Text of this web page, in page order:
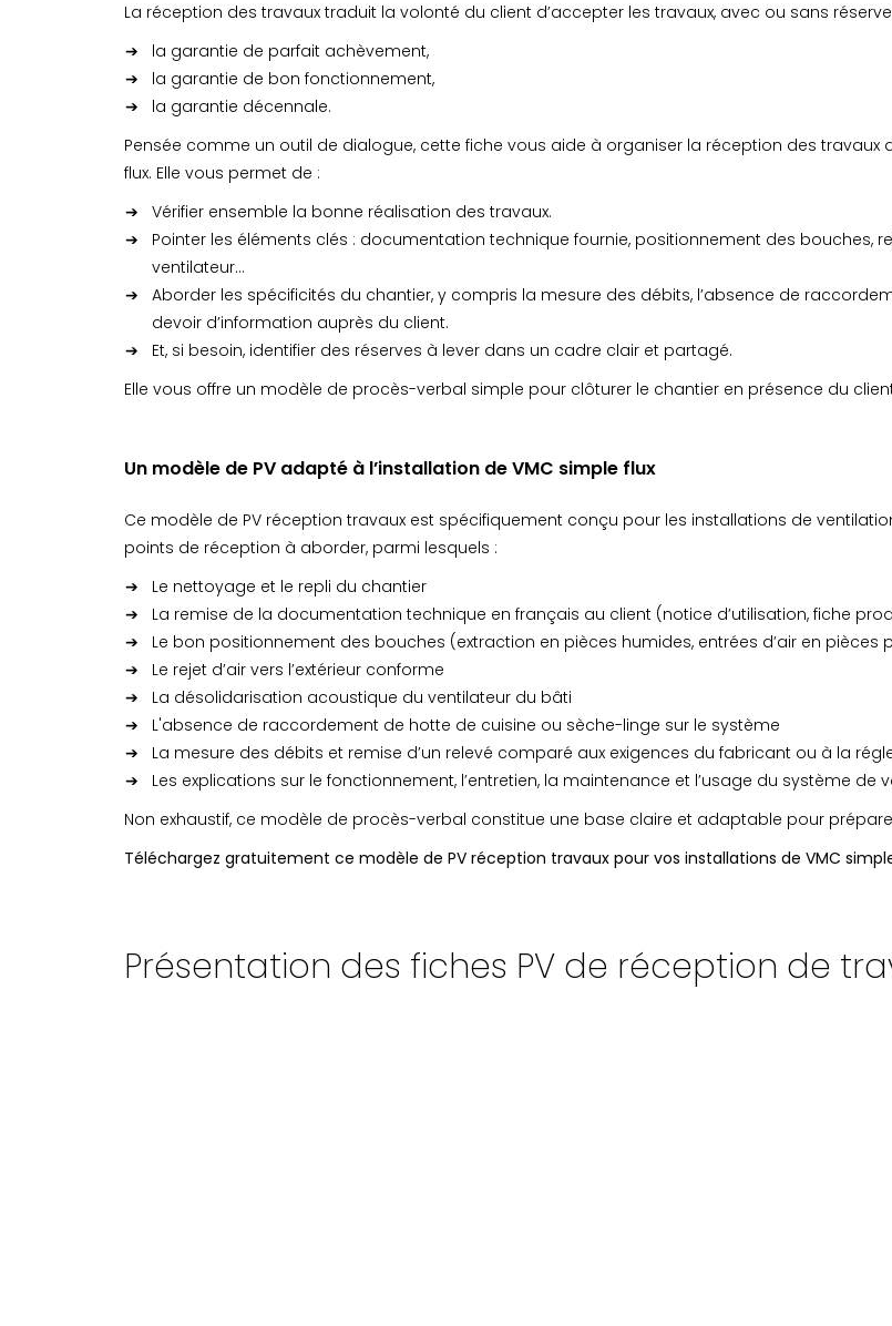
La réception des travaux traduit la volonté du client d’accepter les travaux, avec ou sans
la garantie de parfait achèvement,
la garantie de bon fonctionnement,
la garantie décennale.
Pensée comme un outil de dialogue, cette fiche vous aide à organiser la réception des
flux. Elle vous permet de :
Vérifier ensemble la bonne réalisation des travaux.
Pointer les éléments clés : documentation technique fournie, positionnement des bouches,
ventilateur…
Aborder les spécificités du chantier, y compris la mesure des débits, l’absence de
devoir d’information auprès du client.
Et, si besoin, identifier des réserves à lever dans un cadre clair et partagé.
Elle vous offre un modèle de procès-verbal simple pour clôturer le chantier en présence du
Un modèle de PV adapté à l’installation de VMC simple flux
Ce modèle de PV réception travaux est spécifiquement conçu pour les installations de
points de réception à aborder, parmi lesquels :
Le nettoyage et le repli du chantier
La remise de la documentation technique en français au client (notice d’utilisation, fiche
Le bon positionnement des bouches (extraction en pièces humides, entrées d’air en pièces
Le rejet d’air vers l’extérieur conforme
La désolidarisation acoustique du ventilateur du bâti
L'absence de raccordement de hotte de cuisine ou sèche-linge sur le système
La mesure des débits et remise d’un relevé comparé aux exigences du fabricant ou à la
Les explications sur le fonctionnement, l’entretien, la maintenance et l’usage du système de
Non exhaustif, ce modèle de procès-verbal constitue une base claire et adaptable pour
Téléchargez gratuitement ce modèle de PV réception travaux pour vos installations de VMC
Présentation des fiches PV de réception de